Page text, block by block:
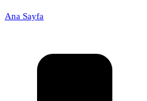
Ana Sayfa